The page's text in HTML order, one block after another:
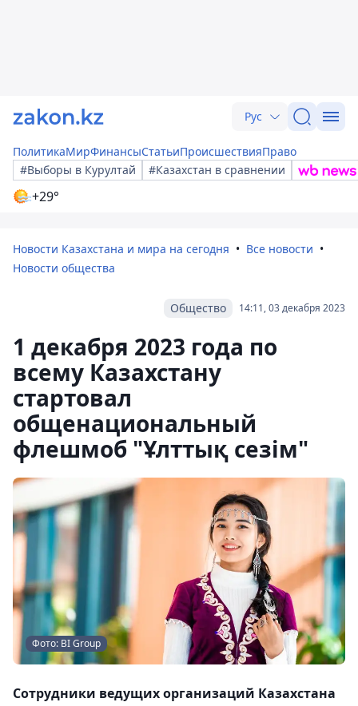
Рус
ПолитикаМирФинансыСтатьиПроисшествияПраво
#Выборы в Курултай
#Казахстан в сравнении
+29°
Новости Казахстана и мира на сегодня
Все новости
Новости общества
14:11, 03 декабря 2023
Общество
1 декабря 2023 года по
всему Казахстану
стартовал
общенациональный
флешмоб "Ұлттық сезім"
Фото: BI Group
Сотрудники ведущих организаций Казахстана